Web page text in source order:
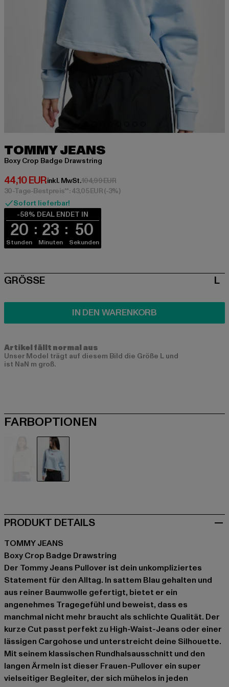
TOMMY JEANS
Boxy Crop Badge Drawstring
44,10 EUR
Derzeitiger Preis: 44,10 EUR
inkl. MwSt.104,99 EURAktionspreis: 104,99 EUR
30-Tage-Bestpreis**: 43,05 EUR(-3%)
Sofort lieferbar!
-58% DEAL ENDET IN
20
Stunden
23
Minuten
50
Sekunden
SIZE
GRÖSSE L
IN DEN WARENKORB
Artikel fällt normal aus
Unser Model trägt auf diesem Bild die Größe L und
ist NaN m groß.
FARBOPTIONEN
PRODUKT DETAILS
TOMMY JEANS
Boxy Crop Badge Drawstring
Der Tommy Jeans Pullover ist dein unkompliziertes
Statement für den Alltag. In sattem Blau gehalten und
aus reiner Baumwolle gefertigt, bietet er ein
angenehmes Tragegefühl und beweist, dass es
manchmal nicht mehr braucht als schlichte Qualität. Der
kurze Cut passt perfekt zu High-Waist-Jeans oder einer
lässigen Cargohose und unterstreicht deine Silhouette.
Mit seinem klassischen Rundhalsausschnitt und den
langen Ärmeln ist dieser Frauen-Pullover ein super
vielseitiger Begleiter, der sich mühelos in jeden